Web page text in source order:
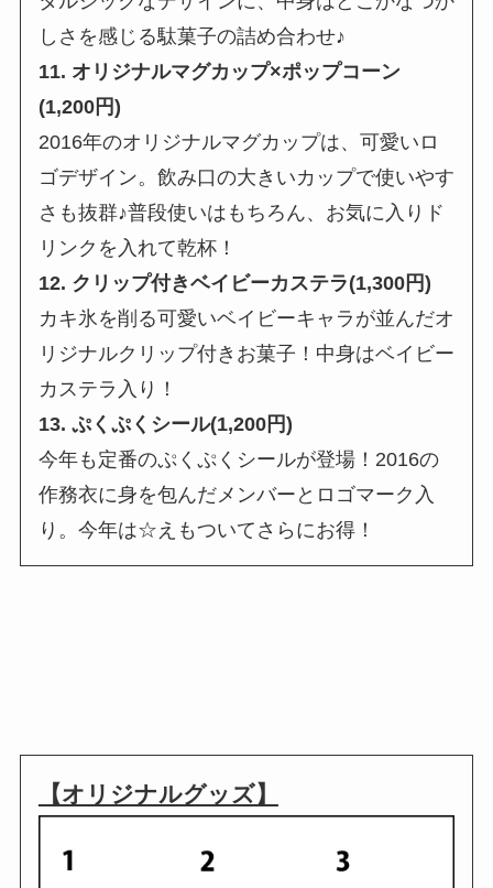
しさを感じる駄菓子の詰め合わせ♪
11. オリジナルマグカップ×ポップコーン
(1,200円)
2016年のオリジナルマグカップは、可愛いロ
ゴデザイン。飲み口の大きいカップで使いやす
さも抜群♪普段使いはもちろん、お気に入りド
リンクを入れて乾杯！
12. クリップ付きベイビーカステラ(1,300円)
カキ氷を削る可愛いベイビーキャラが並んだオ
リジナルクリップ付きお菓子！中身はベイビー
カステラ入り！
13. ぷくぷくシール(1,200円)
今年も定番のぷくぷくシールが登場！2016の
作務衣に身を包んだメンバーとロゴマーク入
り。今年は☆えもついてさらにお得！
【オリジナルグッズ】